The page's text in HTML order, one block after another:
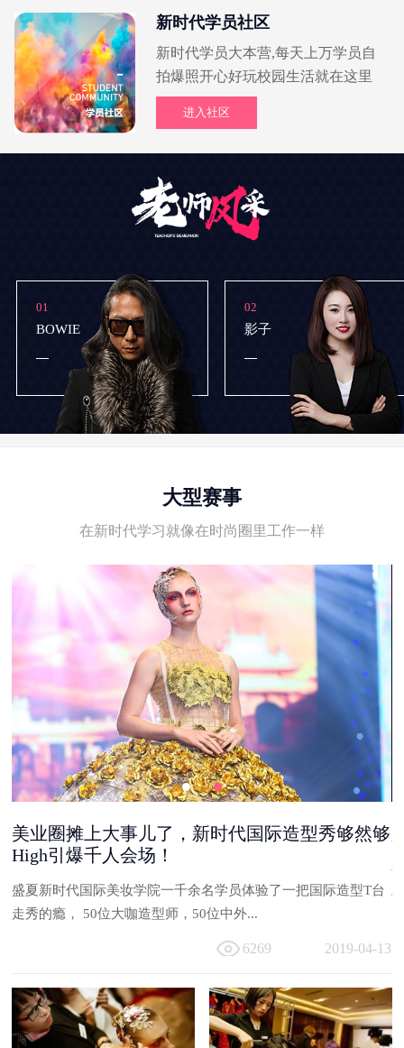
新时代学员社区
新时代学员大本营,每天上万学员自
拍爆照开心好玩校园生活就在这里
进入社区
01
BOWIE
02
影子
大型赛事
在新时代学习就像在时尚圈里工作一样
新时代国际形象节空降亚洲，与时尚邂逅。
每年一度的世界形象节造型大赛，是美业人的一场盛典，除了能
与同行伙伴一起交流经验之外，还可以...